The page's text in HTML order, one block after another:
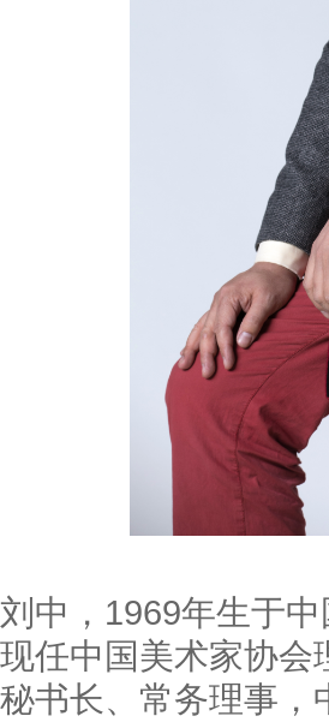
刘中，1969年生于
现任中国美术家协会
秘书长、常务理事，